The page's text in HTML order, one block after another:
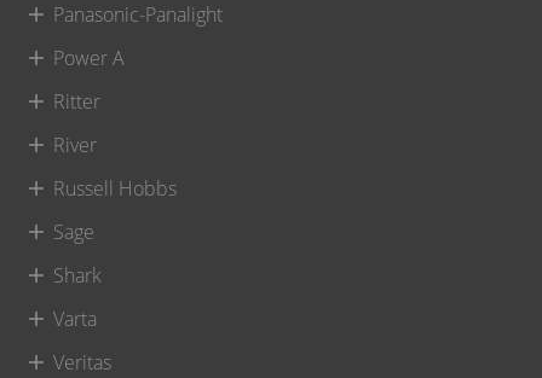
Panasonic-Panalight
Power A
Ritter
River
Russell Hobbs
Sage
Shark
Varta
Veritas